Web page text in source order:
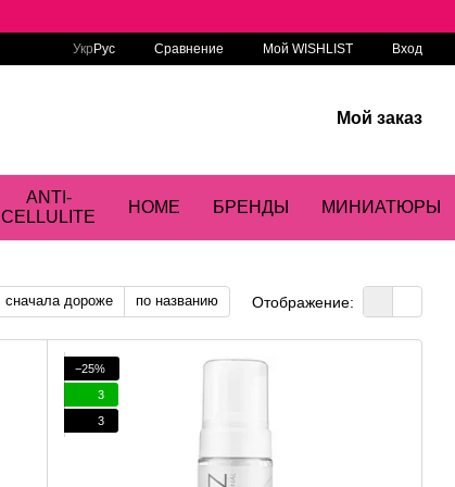
Укр Рус Сравнение Мой WISHLIST Вход
Мой заказ
ANTI-
CELLULITE
HOME БРЕНДЫ МИНИАТЮРЫ
сначала дороже по названию Отображение:
−25%
3
3